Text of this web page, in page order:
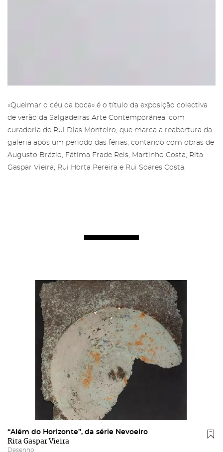
«Queimar o céu da boca» é o título da exposição colectiva
de verão da Salgadeiras Arte Contemporânea, com
curadoria de Rui Dias Monteiro, que marca a reabertura da
galeria após um período das férias, contando com obras de
Augusto Brázio, Fátima Frade Reis, Martinho Costa, Rita
Gaspar Vieira, Rui Horta Pereira e Rui Soares Costa.
“Além do Horizonte”, da série Nevoeiro
Rita Gaspar Vieira
Desenho